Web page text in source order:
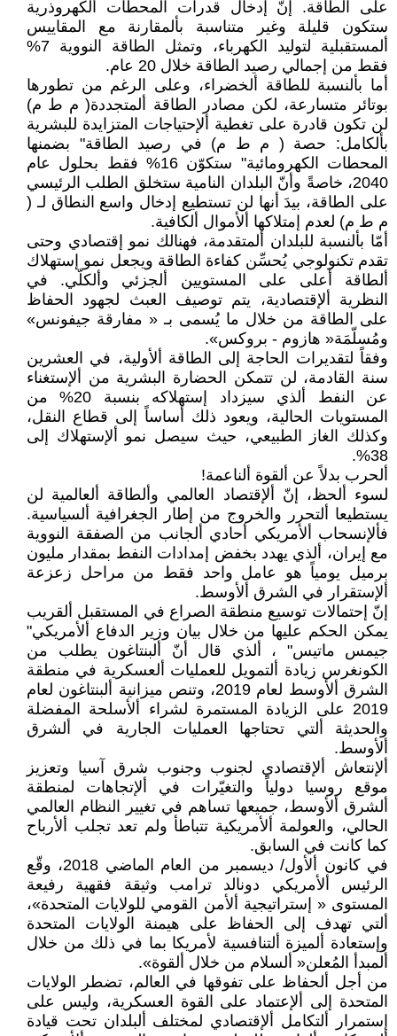
على الطاقة. إنّ إدخال قدرات المحطات ألكهروذرية
ستكون قليلة وغير متناسبة بألمقارنة مع المقاييس
ألمستقبلية لتوليد الكهرباء، وتمثل الطاقة النووية 7%
فقط من إجمالي رصيد الطاقة خلال 20 عام.
أما بألنسبة للطاقة ألخضراء، وعلى الرغم من تطورها
بوتائر متسارعة، لكن مصادر الطاقة ألمتجددة( م ط م)
لن تكون قادرة على تغطية ألإحتياجات المتزايدة للبشرية
بألكامل: حصة ( م ط م) في رصيد الطاقة" بضمنها
المحطات الكهرومائية" ستكوّن 16% فقط بحلول عام
2040، خاصةً وأنّ البلدان النامية ستخلق الطلب الرئيسي
على الطاقة، بيدَ أنها لن تستطيع إدخال واسع النطاق لـ (
م ط م) لعدم إمتلاكها ألأموال ألكافية.
أمّا بألنسبة للبلدان ألمتقدمة، فهنالك نمو إقتصادي وحتى
تقدم تكنولوجي يُحسِّن كفاءة الطاقة ويجعل نمو إستهلاك
ألطاقة أعلى على المستويين ألجزئي وألكلّي. في
النظرية ألإقتصادية، يتم توصيف العبث لجهود الحفاظ
على الطاقة من خلال ما يُسمى بـ « مفارقة جيفونس»
ومُسلّمَة« هازوم - بروكس».
وفقاً لتقديرات الحاجة إلى الطاقة ألأولية، في العشرين
سنة القادمة، لن تتمكن الحضارة البشرية من ألإستغناء
عن النفط ألذي سيزداد إستهلاكه بنسبة 20% من
المستويات الحالية، ويعود ذلك أساساً إلى قطاع النقل،
وكذلك الغاز الطبيعي، حيث سيصل نمو ألإستهلاك إلى
38%.
ألحرب بدلاً عن ألقوة ألناعمة!
لسوء ألحظ، إنّ ألإقتصاد العالمي وألطاقة ألعالمية لن
يستطيعا ألتحرر والخروج من إطار الجغرافية ألسياسية.
فألإنسحاب ألأمريكي أحادي ألجانب من الصفقة النووية
مع إيران، ألذي يهدد بخفض إمدادات النفط بمقدار مليون
برميل يومياً هو عامل واحد فقط من مراحل زعزعة
ألإستقرار في الشرق ألأوسط.
إنّ إحتمالات توسيع منطقة الصراع في المستقبل ألقريب
يمكن الحكم عليها من خلال بيان وزير الدفاع ألأمريكي"
جيمس ماتيس" ، ألذي قال أنّ ألبنتاغون يطلب من
الكونغرس زيادة ألتمويل للعمليات ألعسكرية في منطقة
الشرق ألأوسط لعام 2019، وتنص ميزانية ألبنتاغون لعام
2019 على الزيادة المستمرة لشراء ألأسلحة المفضلة
والحديثة ألتي تحتاجها العمليات الجارية في ألشرق
ألأوسط.
ألإنتعاش ألإقتصادي لجنوب وجنوب شرق آسيا وتعزيز
موقع روسيا دولياً والتغيّرات في ألإتجاهات لمنطقة
ألشرق ألأوسط، جميعها تساهم في تغيير النظام العالمي
الحالي، والعولمة ألأمريكية تتباطأ ولم تعد تجلب ألأرباح
كما كانت في السابق.
في كانون ألأول/ ديسمبر من العام الماضي 2018، وقّع
الرئيس ألأمريكي دونالد ترامب وثيقة فقهية رفيعة
المستوى « إستراتيجية ألأمن القومي للولايات المتحدة»،
ألتي تهدف إلى الحفاظ على هيمنة الولايات المتحدة
وإستعادة ألميزة ألتنافسية لأمريكا بما في ذلك من خلال
ألمبدأ المُعلن« ألسلام من خلال ألقوة».
من أجل ألحفاظ على تفوقها في العالم، تضطر الولايات
المتحدة إلى ألإعتماد على القوة العسكرية، وليس على
إستمرار ألتكامل ألإقتصادي لمختلف ألبلدان تحت قيادة